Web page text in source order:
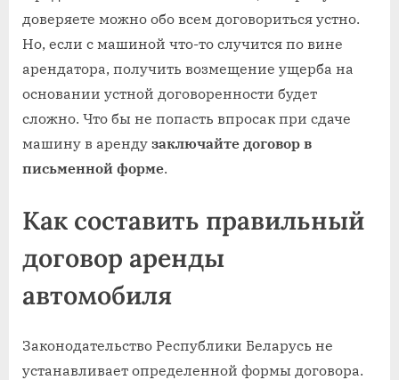
доверяете можно обо всем договориться устно.
Но, если с машиной что-то случится по вине
арендатора, получить возмещение ущерба на
основании устной договоренности будет
сложно. Что бы не попасть впросак при сдаче
машину в аренду заключайте договор в
письменной форме.
Как составить правильный
договор аренды
автомобиля
Законодательство Республики Беларусь не
устанавливает определенной формы договора.